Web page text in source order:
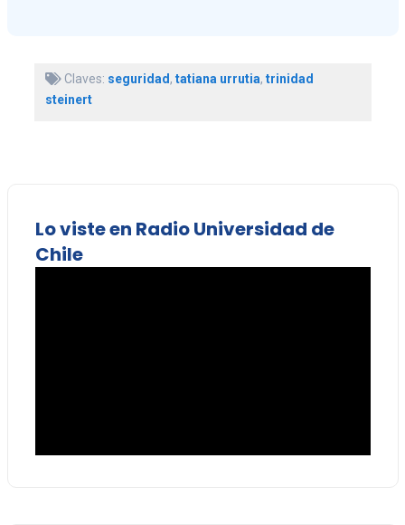
Claves: seguridad, tatiana urrutia, trinidad
steinert
Lo viste en Radio Universidad de
Chile